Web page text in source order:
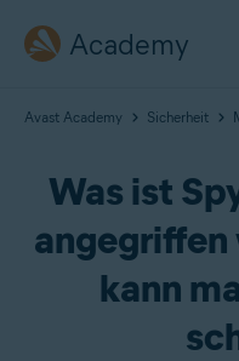
Academy
Avast Academy Sicherheit
Was ist
angegriffen
kann